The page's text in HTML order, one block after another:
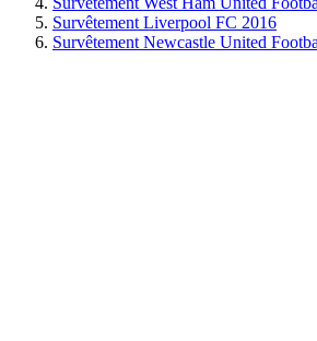
Survêtement Liverpool FC 2016
Survêtement Newcastle United